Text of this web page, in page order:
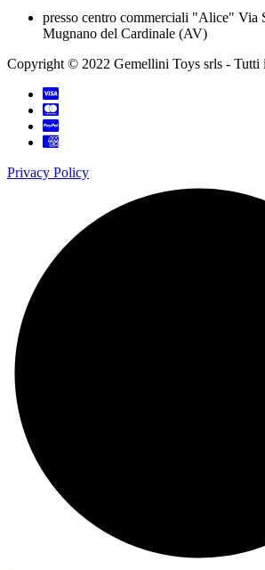
presso centro commerciali "Alice" Via
Mugnano del Cardinale (AV)
Copyright © 2022 Gemellini Toys srls - Tutti
Privacy Policy